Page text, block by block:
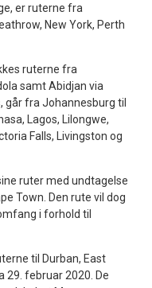
er ruterne fra
New York, Perth
ruterne fra
samt Abidjan via
går fra Johannesburg til
Lagos, Lilongwe,
Falls, Livingston og
ruter med undtagelse
Town. Den rute vil dog
i forhold til
til Durban, East
29. februar 2020. De